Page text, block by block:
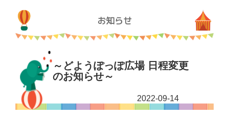
お知らせ
～どようぽっぽ広場 日程変更
のお知らせ～
2022-09-14